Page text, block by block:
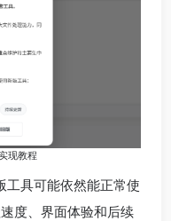
现教程
具可能依然能正常使
度、界面体验和后续